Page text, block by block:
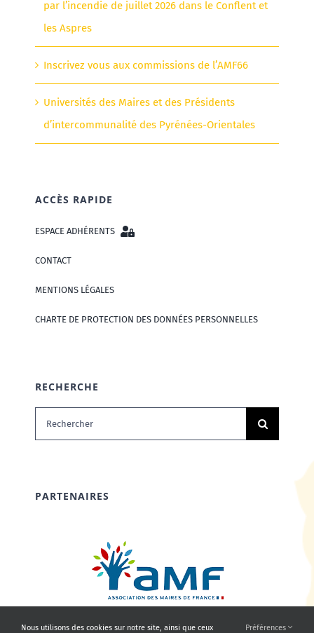
par l’incendie de juillet 2026 dans le Conflent et
les Aspres
Inscrivez vous aux commissions de l’AMF66
Universités des Maires et des Présidents
d’intercommunalité des Pyrénées-Orientales
ACCÈS RAPIDE
ESPACE ADHÉRENTS
CONTACT
MENTIONS LÉGALES
CHARTE DE PROTECTION DES DONNÉES PERSONNELLES
RECHERCHE
Rechercher:
PARTENAIRES
Nous utilisons des cookies sur notre site, ainsi que ceux Préférences